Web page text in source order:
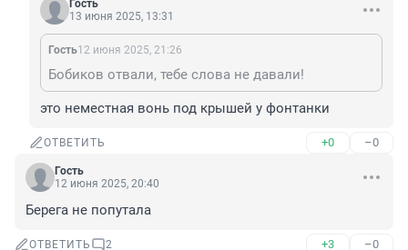
Гость
13 июня 2025, 13:31
Гость12 июня 2025, 21:26
Бобиков отвали, тебе слова не давали!
это неместная вонь под крышей у фонтанки
ОТВЕТИТЬ +0 –0
Гость
12 июня 2025, 20:40
Берега не попутала
ОТВЕТИТЬ 2 +3 –0